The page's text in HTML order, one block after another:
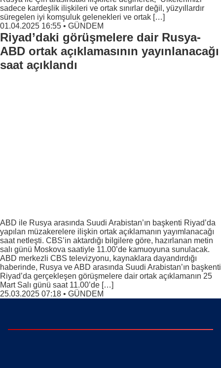
sadece kardeşlik ilişkileri ve ortak sınırlar değil, yüzyıllardır
süregelen iyi komşuluk gelenekleri ve ortak […]
01.04.2025 16:55 • GÜNDEM
Riyad’daki görüşmelere dair Rusya-
ABD ortak açıklamasının yayınlanacağı
saat açıklandı
ABD ile Rusya arasında Suudi Arabistan’ın başkenti Riyad’da
yapılan müzakerelere ilişkin ortak açıklamanın yayımlanacağı
saat netleşti. CBS’in aktardığı bilgilere göre, hazırlanan metin
salı günü Moskova saatiyle 11.00’de kamuoyuna sunulacak.
ABD merkezli CBS televizyonu, kaynaklara dayandırdığı
haberinde, Rusya ve ABD arasında Suudi Arabistan’ın başkenti
Riyad’da gerçekleşen görüşmelere dair ortak açıklamanın 25
Mart Salı günü saat 11.00’de […]
25.03.2025 07:18 • GÜNDEM